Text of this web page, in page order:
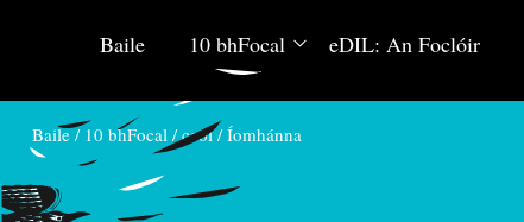
Baile 10 bhFocal eDIL: An Foclóir
Baile/ 10 bhFocal /ceol/Íomhánna